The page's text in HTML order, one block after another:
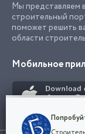
Мы представляем
строительный
поможет решить
области
Мобильное
Мы